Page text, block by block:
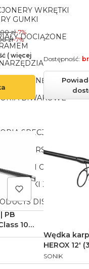
WKRĘTKI
GUMKI
DOCIĄŻONE
DO NĘCENIA
BIWAKOWE
SPECJALNE
WĘDKARSKA
FISH CARE
ŁÓDKI ZANĘTOWE
DISCOUNT
zł-7%
zł-7%
( więcej
Dostępność:
PB
10ft
Wędka
HEROX 12'
PRODUCENT
SONIK